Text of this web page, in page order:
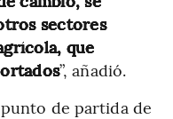
sectores
que
”, añadió.
de partida de